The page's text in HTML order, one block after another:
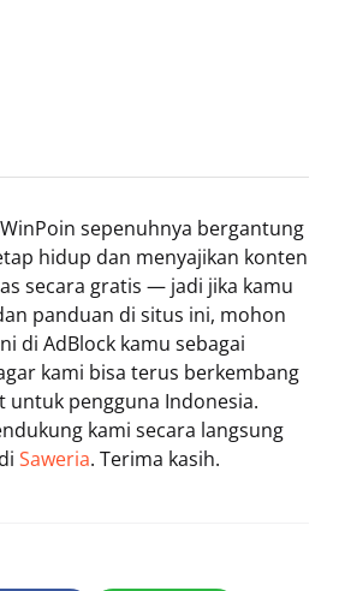
WinPoin sepenuhnya bergantung
hidup dan menyajikan konten
secara gratis — jadi jika kamu
panduan di situs ini, mohon
di AdBlock kamu sebagai
kami bisa terus berkembang
untuk pengguna Indonesia.
kami secara langsung
Saweria. Terima kasih.